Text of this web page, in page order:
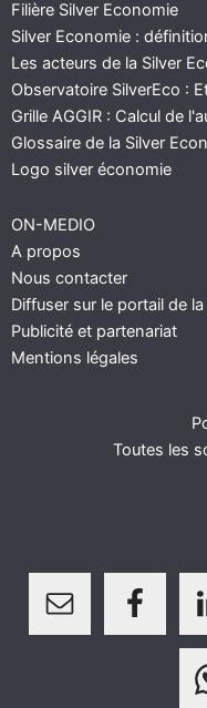
Filière Silver Economie
Silver Economie :
Les acteurs de la Silver
Observatoire SilverEco :
Grille AGGIR : Calcul de
Glossaire de la Silver
Logo silver économie
ON-MEDIO
A propos
Nous contacter
Diffuser sur le portail de
Publicité et partenariat
Mentions légales
Toutes les